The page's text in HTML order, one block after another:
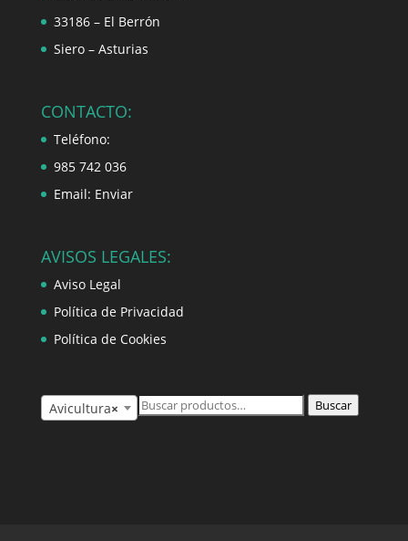
33186 – El Berrón
Siero – Asturias
CONTACTO:
Teléfono:
985 742 036
Email: Enviar
AVISOS LEGALES:
Aviso Legal
Política de Privacidad
Política de Cookies
×
Avicultura
Buscar
por:
Buscar